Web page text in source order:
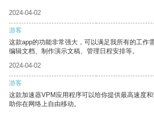
2024-04-02
游客
这款app的功能非常强大，可以满足我所有的工作
编辑文档、制作演示文稿、管理日程安排等。
2024-04-02
游客
这款加速器VPM应用程序可以给你提供最高速度
助你在网络上自由移动。